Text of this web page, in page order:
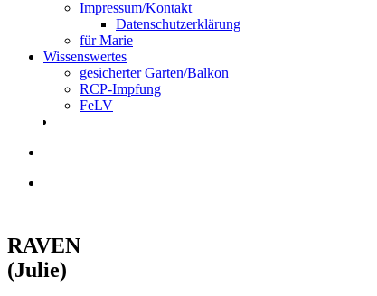
Impressum/Kontakt
Datenschutzerklärung
für Marie
Wissenswertes
gesicherter Garten/Balkon
RCP-Impfung
FeLV
RAVEN
(Julie)